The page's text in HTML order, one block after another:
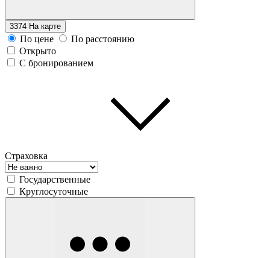
3374 На карте
По цене
По расстоянию
Открыто
С бронированием
Страховка
Государственные
Круглосуточные